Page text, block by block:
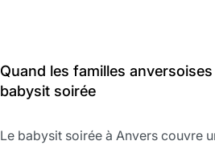
Quand les familles
babysit soirée
Le babysit soirée à Anvers couvre